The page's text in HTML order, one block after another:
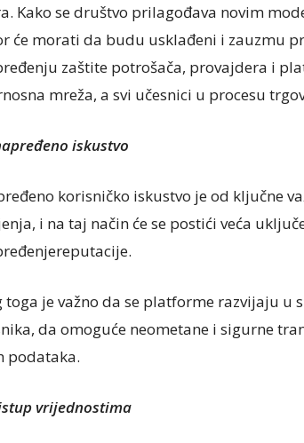
Kako se društvo prilagođava novim
će morati da budu usklađeni i zauzmu
zaštite potrošača, provajdera i
mreža, a svi učesnici u procesu
iskustvo
korisničko iskustvo je od ključne
i na taj način će se postići veća
toga je važno da se platforme razvijaju
da omoguće neometane i sigurne
podataka.
vrijednostima